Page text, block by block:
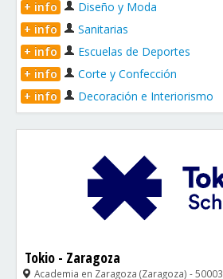
+ info
Diseño y Moda
+ info
Sanitarias
+ info
Escuelas de Deportes
+ info
Corte y Confección
+ info
Decoración e Interiorismo
Tokio - Zaragoza
Academia en Zaragoza (Zaragoza) - 50003